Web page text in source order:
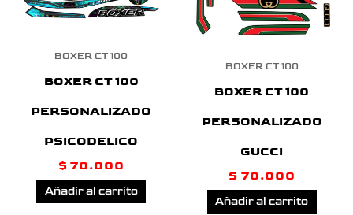
BOXER CT 100
BOXER CT 100
PERSONALIZADO
PSICODELICO
$ 70.000
Añadir al carrito
BOXER CT 100
BOXER CT 100
PERSONALIZADO
GUCCI
$ 70.000
Añadir al carrito